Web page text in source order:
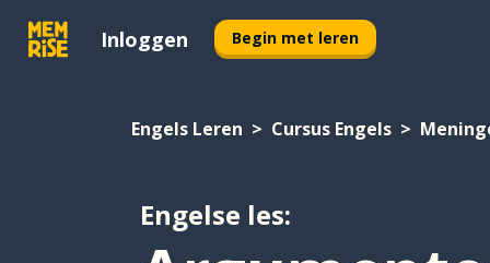
Inloggen Begin met leren
Engels Leren Cursus Engels
Engelse les: